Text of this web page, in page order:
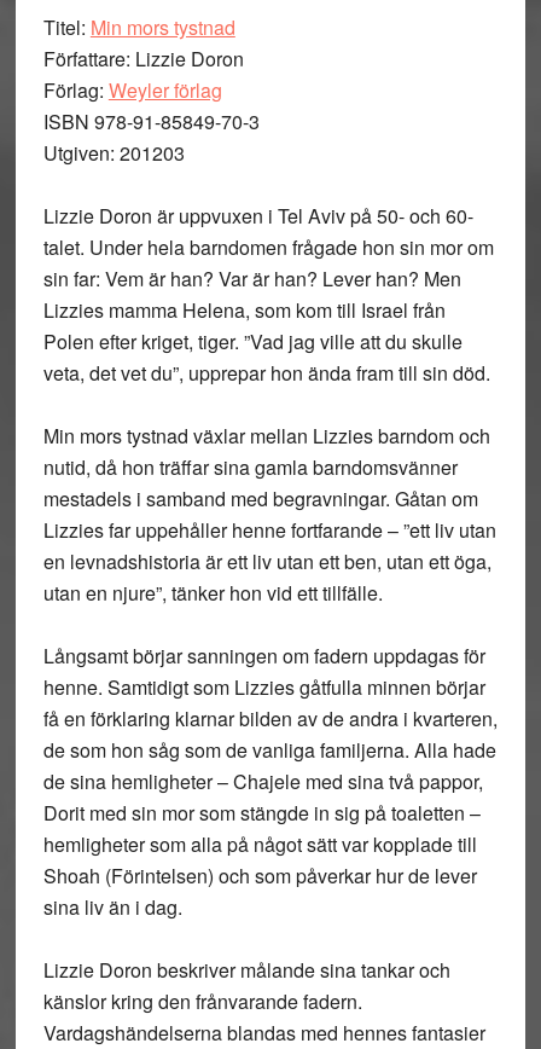
Titel: Min mors tystnad
Författare: Lizzie Doron
Förlag: Weyler förlag
ISBN 978-91-85849-70-3
Utgiven: 201203
Lizzie Doron är uppvuxen i Tel Aviv på 50- och 60-
talet. Under hela barndomen frågade hon sin mor om
sin far: Vem är han? Var är han? Lever han? Men
Lizzies mamma Helena, som kom till Israel från
Polen efter kriget, tiger. ”Vad jag ville att du skulle
veta, det vet du”, upprepar hon ända fram till sin död.
Min mors tystnad växlar mellan Lizzies barndom och
nutid, då hon träffar sina gamla barndomsvänner
mestadels i samband med begravningar. Gåtan om
Lizzies far uppehåller henne fortfarande – ”ett liv utan
en levnadshistoria är ett liv utan ett ben, utan ett öga,
utan en njure”, tänker hon vid ett tillfälle.
Långsamt börjar sanningen om fadern uppdagas för
henne. Samtidigt som Lizzies gåtfulla minnen börjar
få en förklaring klarnar bilden av de andra i kvarteren,
de som hon såg som de vanliga familjerna. Alla hade
de sina hemligheter – Chajele med sina två pappor,
Dorit med sin mor som stängde in sig på toaletten –
hemligheter som alla på något sätt var kopplade till
Shoah (Förintelsen) och som påverkar hur de lever
sina liv än i dag.
Lizzie Doron beskriver målande sina tankar och
känslor kring den frånvarande fadern.
Vardagshändelserna blandas med hennes fantasier